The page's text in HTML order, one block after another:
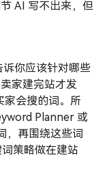
AI 写不出来，但
你应该针对哪些
家建完站才发
家会搜的词。所
Planner 或
，再围绕这些词
策略做在建站